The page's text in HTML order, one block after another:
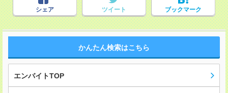
シェア ツイート ブックマーク
かんたん検索はこちら
エンバイトTOP